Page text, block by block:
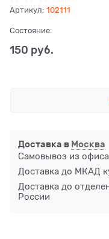
Артикул: 102111
Состояние:
150 руб.
Доставка в Москва
Самовывоз из
Доставка до МКАД
Доставка до
России